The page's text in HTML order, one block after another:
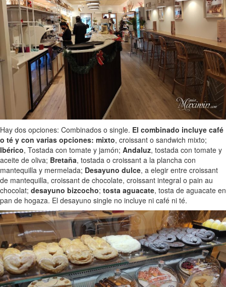
Hay dos opciones: Combinados o single. El combinado incluye café
o té y con varias opciones: mixto, croissant o sandwich mixto;
Ibérico, Tostada con tomate y jamón; Andaluz, tostada con tomate y
aceite de oliva; Bretaña, tostada o croissant a la plancha con
mantequilla y mermelada; Desayuno dulce, a elegir entre croissant
de mantequilla, croissant de chocolate, croissant integral o pain au
chocolat; desayuno bizcocho; tosta aguacate, tosta de aguacate en
pan de hogaza. El desayuno single no incluye ni café ni té.